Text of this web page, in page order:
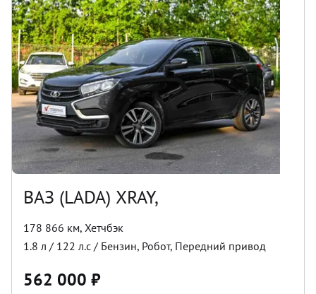
ВАЗ (LADA) XRAY,
178 866 км, Хетчбэк
1.8 л / 122 л.с / Бензин, Робот, Передний привод
562 000 ₽